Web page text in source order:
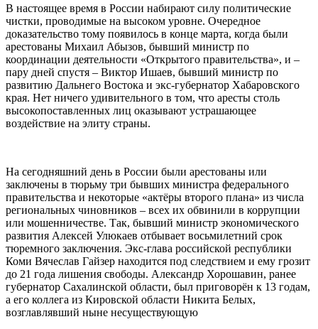
В настоящее время в России набирают силу политические
чистки, проводимые на высоком уровне. Очередное
доказательство тому появилось в конце марта, когда были
арестованы Михаил Абызов, бывший министр по
координации деятельности «Открытого правительства», и –
пару дней спустя – Виктор Ишаев, бывший министр по
развитию Дальнего Востока и экс-губернатор Хабаровского
края. Нет ничего удивительного в том, что аресты столь
высокопоставленных лиц оказывают устрашающее
воздействие на элиту страны.
На сегодняшний день в России были арестованы или
заключены в тюрьму три бывших министра федерального
правительства и некоторые «актёры второго плана» из числа
региональных чиновников – всех их обвинили в коррупции
или мошенничестве. Так, бывший министр экономического
развития Алексей Улюкаев отбывает восьмилетний срок
тюремного заключения. Экс-глава российской республики
Коми Вячеслав Гайзер находится под следствием и ему грозит
до 21 года лишения свободы. Александр Хорошавин, ранее
губернатор Сахалинской области, был приговорён к 13 годам,
а его коллега из Кировской области Никита Белых,
возглавлявший ныне несуществующую